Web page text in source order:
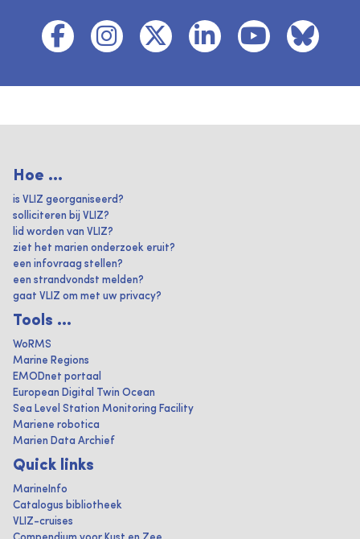
Hoe ...
is VLIZ georganiseerd?
solliciteren bij VLIZ?
lid worden van VLIZ?
ziet het marien onderzoek eruit?
een infovraag stellen?
een strandvondst melden?
gaat VLIZ om met uw privacy?
Tools ...
WoRMS
Marine Regions
EMODnet portaal
European Digital Twin Ocean
Sea Level Station Monitoring Facility
Mariene robotica
Marien Data Archief
Quick links
MarineInfo
Catalogus bibliotheek
VLIZ-cruises